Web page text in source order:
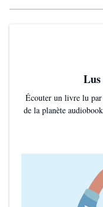
Écouter un livre lu par
de la planète